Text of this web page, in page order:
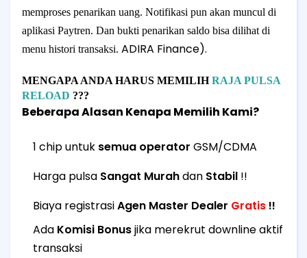
memproses penarikan uang. Notifikasi pun akan muncul di
aplikasi Paytren. Dan bukti penarikan saldo bisa dilihat di
menu histori transaksi. ADIRA Finance).
MENGAPA ANDA HARUS MEMILIH RAJA PULSA
RELOAD ???
Beberapa Alasan Kenapa Memilih Kami?
1 chip untuk semua operator GSM/CDMA
Harga pulsa Sangat Murahdan Stabil !!
Biaya registrasiAgen Master Dealer Gratis !!
Ada Komisi Bonusjika merekrut downline aktif
transaksi